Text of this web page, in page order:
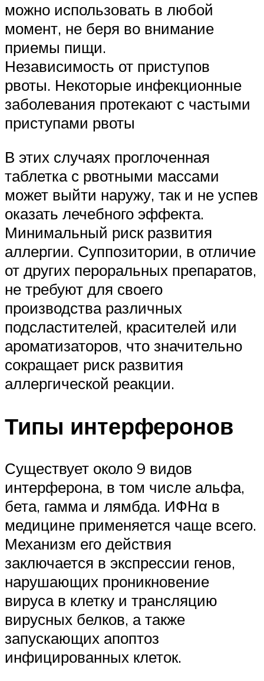
можно использовать в любой
момент, не беря во внимание
приемы пищи.
Независимость от приступов
рвоты. Некоторые инфекционные
заболевания протекают с частыми
приступами рвоты
В этих случаях проглоченная
таблетка с рвотными массами
может выйти наружу, так и не успев
оказать лечебного эффекта.
Минимальный риск развития
аллергии. Суппозитории, в отличие
от других пероральных препаратов,
не требуют для своего
производства различных
подсластителей, красителей или
ароматизаторов, что значительно
сокращает риск развития
аллергической реакции.
Типы интерферонов
Существует около 9 видов
интерферона, в том числе альфа,
бета, гамма и лямбда. ИФНα в
медицине применяется чаще всего.
Механизм его действия
заключается в экспрессии генов,
нарушающих проникновение
вируса в клетку и трансляцию
вирусных белков, а также
запускающих апоптоз
инфицированных клеток.